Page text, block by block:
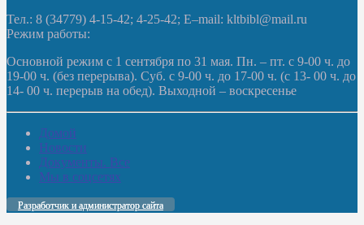
Тел.: 8 (34779) 4-15-42; 4-25-42; E–mail: kltbibl@mail.ru
Режим работы:
Основной режим с 1 сентября по 31 мая. Пн. – пт. с 9-00 ч. до
19-00 ч. (без перерыва). Суб. с 9-00 ч. до 17-00 ч. (с 13- 00 ч. до
14- 00 ч. перерыв на обед). Выходной – воскресенье
Домой
Новости
Документы. Все
Мы в соцсетях
Разработчик и администратор сайта